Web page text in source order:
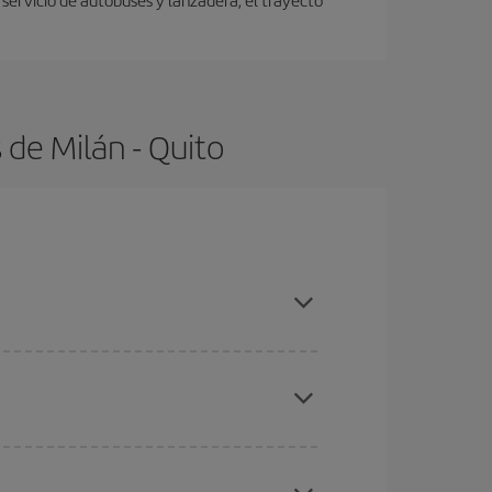
Milán - Quito